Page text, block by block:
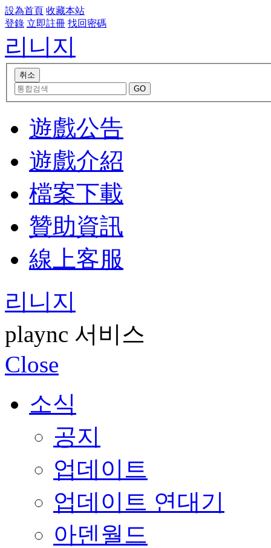
設為首頁 收藏本站
登錄 立即註冊 找回密碼
리니지
遊戲公告
遊戲介紹
檔案下載
贊助資訊
線上客服
리니지
plaync 서비스
Close
소식
공지
업데이트
업데이트 연대기
아덴월드